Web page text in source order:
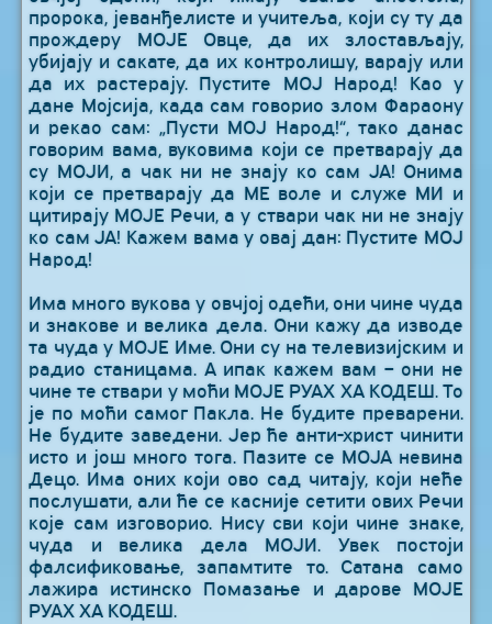
пророка, јеванђелисте и учитеља, који су ту да
прождеру МОЈЕ Овце, да их злостављају,
убијају и сакате, да их контролишу, варају или
да их растерају. Пустите МОЈ Народ! Као у
дане Мојсија, када сам говорио злом Фараону
и рекао сам: „Пусти МОЈ Народ!“, тако данас
говорим вама, вуковима који се претварају да
су МОЈИ, а чак ни не знају ко сам ЈА! Онима
који се претварају да МЕ воле и служе МИ и
цитирају МОЈЕ Речи, а у ствари чак ни не знају
ко сам ЈА! Кажем вама у овај дан: Пустите МОЈ
Народ!
Има много вукова у овчјој одећи, они чине чуда
и знакове и велика дела. Они кажу да изводе
та чуда у МОЈЕ Име. Они су на телевизијским и
радио станицама. А ипак кажем вам – они не
чине те ствари у моћи МОЈЕ РУАХ ХА КОДЕШ. То
је по моћи самог Пакла. Не будите преварени.
Не будите заведени. Јер ће анти-христ чинити
исто и још много тога. Пазите се МОЈА невина
Децо. Има оних који ово сад читају, који неће
послушати, али ће се касније сетити ових Речи
које сам изговорио. Нису сви који чине знаке,
чуда и велика дела МОЈИ. Увек постоји
фалсификовање, запамтите то. Сатана само
лажира истинско Помазање и дарове МОЈЕ
РУАХ ХА КОДЕШ.